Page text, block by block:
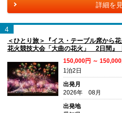
詳細を
4
＜ひとり旅＞『イス・テーブル席から
花火競技大会「大曲の花火」 2日間』
150,000円 ～ 150,000
1泊2日
出発月
2026年 08月
出発地